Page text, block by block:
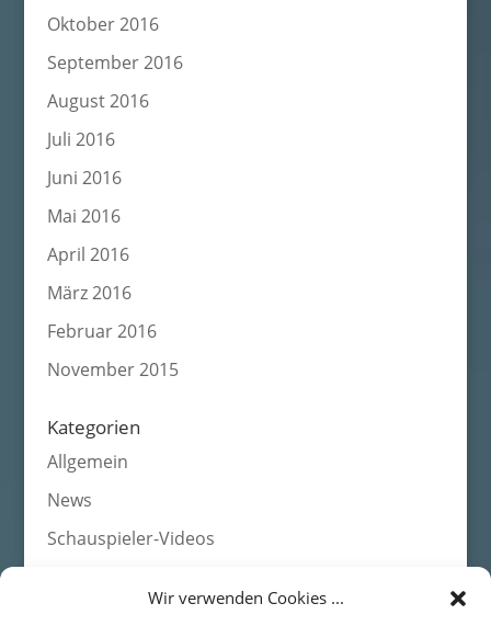
Wir verwenden Cookies ...
Oktober 2016
September 2016
August 2016
Juli 2016
Juni 2016
Mai 2016
April 2016
März 2016
Februar 2016
November 2015
Kategorien
Allgemein
News
Schauspieler-Videos